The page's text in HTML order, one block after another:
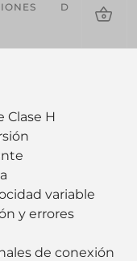
DESCARGAS
Clase H
variable
y errores
de conexión